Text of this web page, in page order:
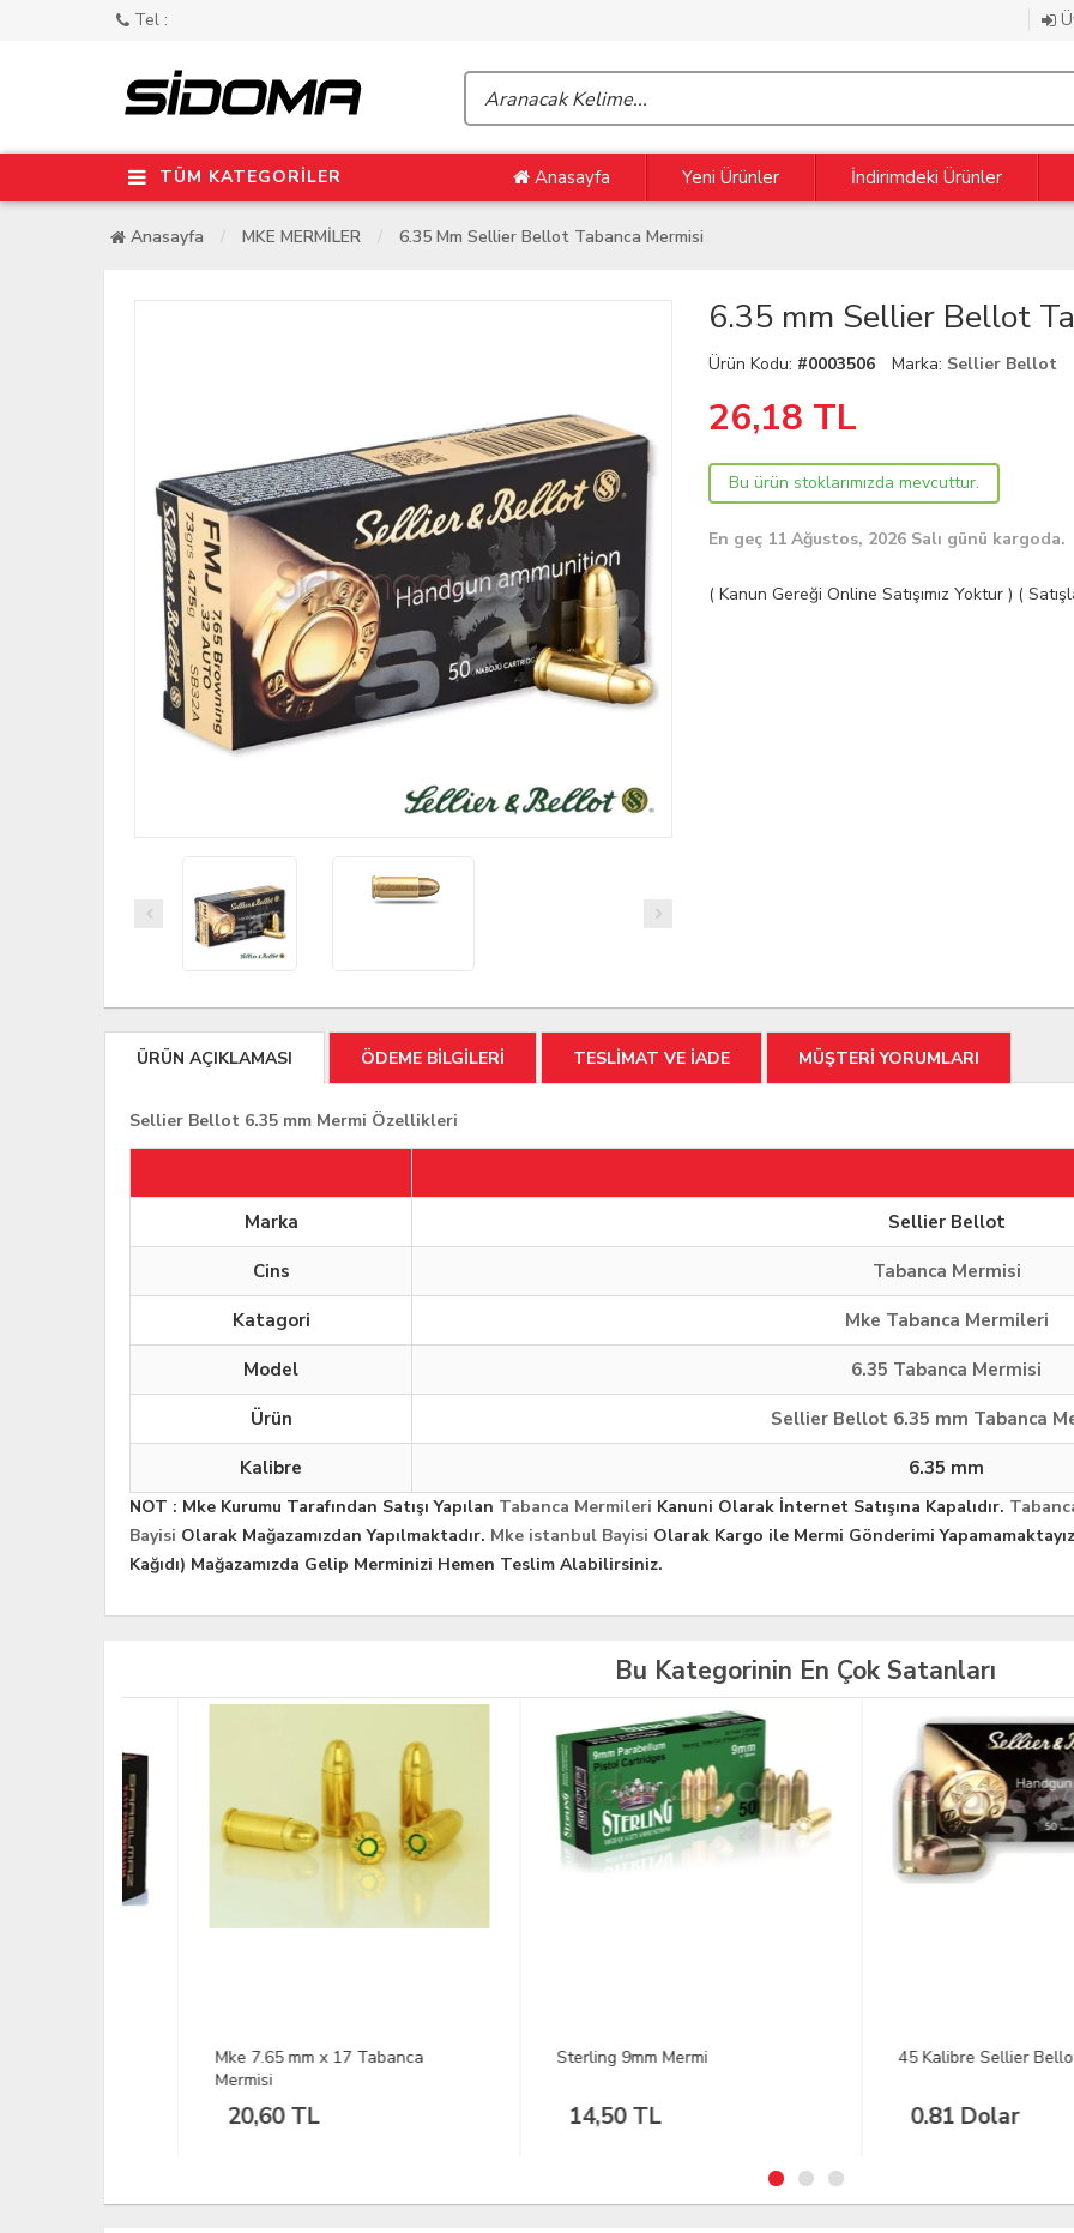
Tel :
TÜM KATEGORİLER Anasayfa Yeni Ürünler İndirimdeki Ürünler
Anasayfa MKE MERMİLER 6.35 Mm Sellier Bellot Tabanca Mermisi
6.35 mm Sellier Bellot
Ürün Kodu: #0003506 Marka: Sellier Bellot
26,18 TL
Bu ürün stoklarımızda mevcuttur.
En geç 11 Ağustos, 2026 Salı günü kargoda.
( Kanun Gereği Online Satışımız Yoktur ) (
ÜRÜN AÇIKLAMASI ÖDEME BİLGİLERİ TESLİMAT VE İADE MÜŞTERİ YORUMLARI
Sellier Bellot 6.35 mm Mermi Özellikleri
Marka Sellier Bellot
Cins Tabanca Mermisi
Katagori Mke Tabanca Mermileri
Model 6.35 Tabanca Mermisi
Ürün Sellier Bellot 6.35 mm Tabanca
Kalibre 6.35 mm
NOT : Mke Kurumu Tarafından Satışı Yapılan Tabanca Mermileri Kanuni Olarak İnternet Satışına Kapalıdır.
Bayisi Olarak Mağazamızdan Yapılmaktadır. Mke istanbul Bayisi Olarak Kargo ile Mermi Gönderimi
Kağıdı) Mağazamızda Gelip Merminizi Hemen Teslim Alabilirsiniz.
Bu Kategorinin En Çok Satanları
Mke 7.65 mm x 17 Tabanca
20,60 TL
Sterling 9mm Mermi
14,50 TL
45 Kalibre Sellier Bellot Mermi
0.81 Dolar